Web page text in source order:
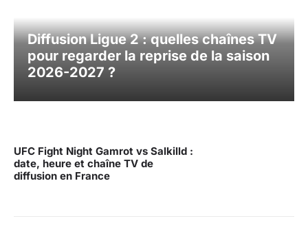
Diffusion Ligue 2 : quelles chaînes TV
pour regarder la reprise de la saison
2026-2027 ?
UFC Fight Night Gamrot vs Salkilld :
date, heure et chaîne TV de
diffusion en France